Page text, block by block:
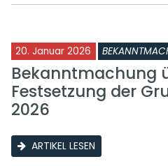
20. Januar 2026
Bekanntmachung
Festsetzung der
2026
ARTIKEL LESEN